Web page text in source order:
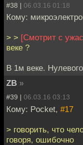
#38 | 06.03.16 01:18
Кому:
> > [Смотрит с
веке ?
В 1м веке.
ZB »
#39 | 06.03.16 03:13
Кому: Pocket, #17
> говорить, что
говоря, ошибочно